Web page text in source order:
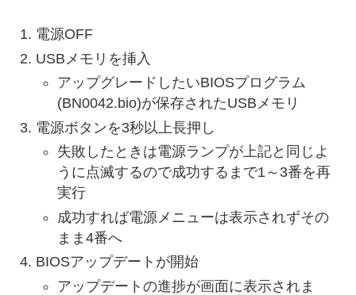
電源OFF
USBメモリを挿入
アップグレードしたいBIOSプログラム
(BN0042.bio)が保存されたUSBメモリ
電源ボタンを3秒以上長押し
失敗したときは電源ランプが上記と同じよ
うに点滅するので成功するまで1～3番を再
実行
成功すれば電源メニューは表示されずその
まま4番へ
BIOSアップデートが開始
アップデートの進捗が画面に表示されま